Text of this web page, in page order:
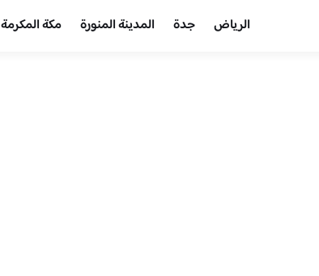
الرياض جدة المدينة المنورة مكة المكرمة